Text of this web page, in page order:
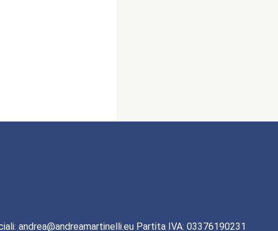
andrea@andreamartinelli.eu Partita IVA: 03376190231